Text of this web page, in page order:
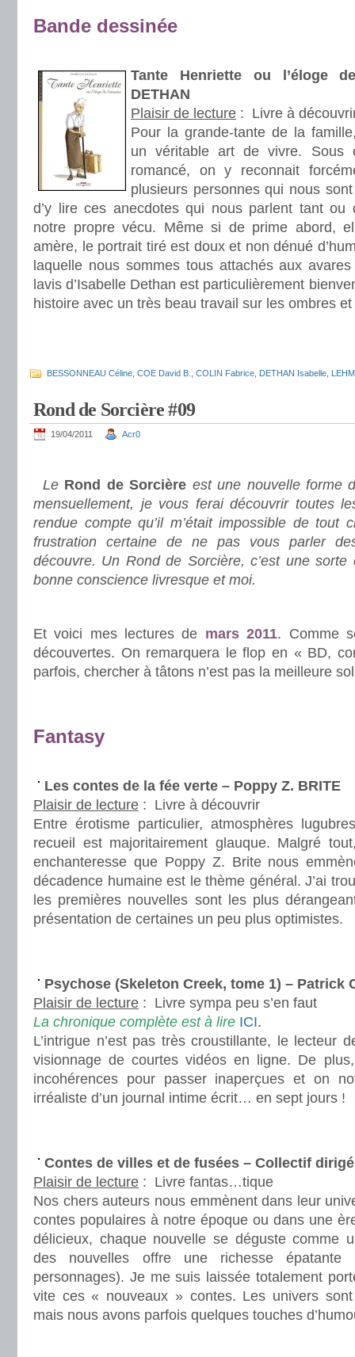
Bande dessinée
Tante Henriette ou l’éloge
DETHAN
Plaisir de lecture : Livre à
Pour la grande-tante de la
un véritable art de vivre. Sous
romancé, on y reconnait
plusieurs personnes qui nous
d’y lire ces anecdotes qui nous parlent tant ou
notre propre vécu. Même si de prime abord,
amère, le portrait tiré est doux et non dénué
laquelle nous sommes tous attachés aux
lavis d’Isabelle Dethan est particulièrement
histoire avec un très beau travail sur les ombres
BESSONNEAU Céline COE David B. COLIN Fabrice DETHAN Isabelle
Rond de Sorcière #09
19/04/2011 Acr0
Le Rond de Sorcière est une nouvelle forme
mensuellement, je vous ferai découvrir toutes
rendue compte qu’il m’était impossible de tout
frustration certaine de ne pas vous parler
découvre. Un Rond de Sorcière, c’est une
bonne conscience livresque et moi.
Et voici mes lectures de mars 2011. Comme
découvertes. On remarquera le flop en « BD,
parfois, chercher à tâtons n’est pas la meilleure
Fantasy
Les contes de la fée verte – Poppy Z. BRITE
Plaisir de lecture : Livre à découvrir
Entre érotisme particulier, atmosphères
recueil est majoritairement glauque. Malgré
enchanteresse que Poppy Z. Brite nous
décadence humaine est le thème général. J’ai
les premières nouvelles sont les plus
présentation de certaines un peu plus optimistes.
Psychose (Skeleton Creek, tome 1) – Patrick
Plaisir de lecture : Livre sympa peu s’en faut
La chronique complète est à lire ICI.
L’intrigue n’est pas très croustillante, le lecteur
visionnage de courtes vidéos en ligne. De
incohérences pour passer inaperçues et on
irréaliste d’un journal intime écrit… en sept jours !
Contes de villes et de fusées – Collectif
Plaisir de lecture : Livre fantas…tique
Nos chers auteurs nous emmènent dans leur
contes populaires à notre époque ou dans une
délicieux, chaque nouvelle se déguste comme
des nouvelles offre une richesse épatante
personnages). Je me suis laissée totalement
vite ces « nouveaux » contes. Les univers
mais nous avons parfois quelques touches